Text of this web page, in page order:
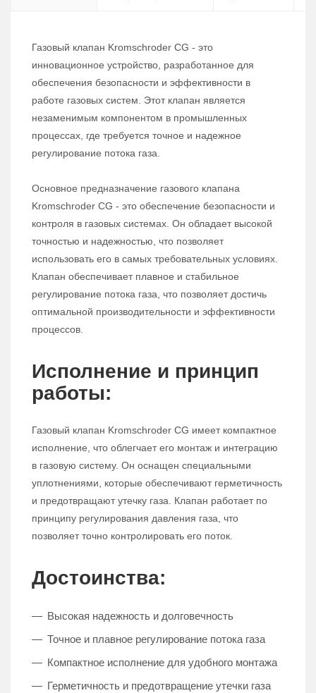
Газовый клапан Kromschroder CG - это
инновационное устройство, разработанное для
обеспечения безопасности и эффективности в
работе газовых систем. Этот клапан является
незаменимым компонентом в промышленных
процессах, где требуется точное и надежное
регулирование потока газа.
Основное предназначение газового клапана
Kromschroder CG - это обеспечение безопасности и
контроля в газовых системах. Он обладает высокой
точностью и надежностью, что позволяет
использовать его в самых требовательных условиях.
Клапан обеспечивает плавное и стабильное
регулирование потока газа, что позволяет достичь
оптимальной производительности и эффективности
процессов.
Исполнение и принцип
работы:
Газовый клапан Kromschroder CG имеет компактное
исполнение, что облегчает его монтаж и интеграцию
в газовую систему. Он оснащен специальными
уплотнениями, которые обеспечивают герметичность
и предотвращают утечку газа. Клапан работает по
принципу регулирования давления газа, что
позволяет точно контролировать его поток.
Достоинства:
Высокая надежность и долговечность
Точное и плавное регулирование потока газа
Компактное исполнение для удобного монтажа
Герметичность и предотвращение утечки газа